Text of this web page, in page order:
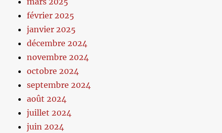
février 2025
janvier 2025
décembre 2024
novembre 2024
octobre 2024
septembre 2024
août 2024
juillet 2024
juin 2024